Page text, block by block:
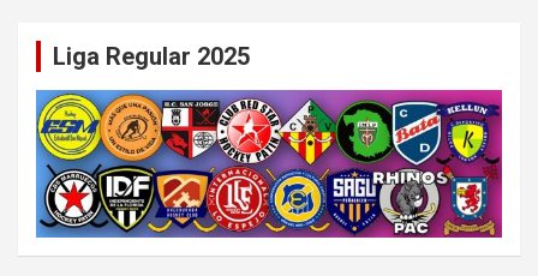
Liga Regular 2025